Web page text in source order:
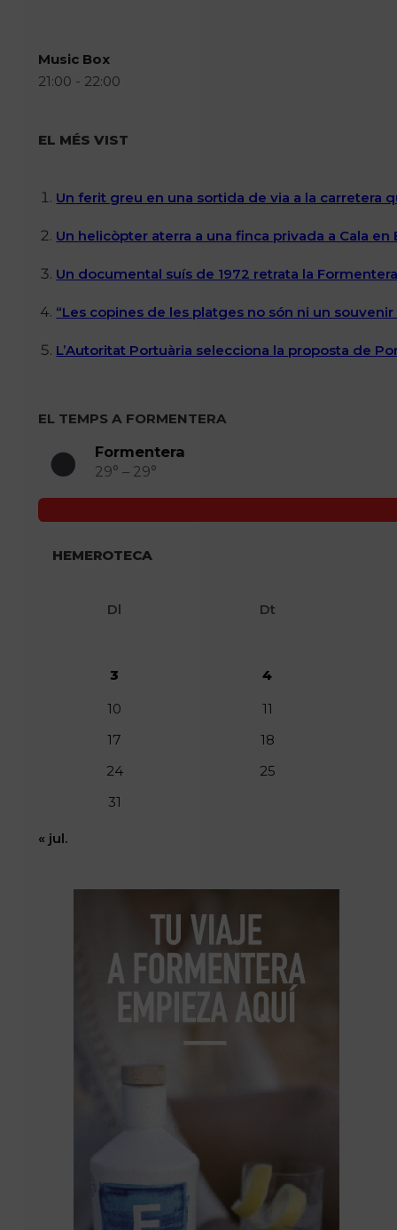
Music Box
21:00 - 22:00
EL MÉS VIST
Un ferit greu en una sortida de via a la carretera
Un helicòpter aterra a una finca privada a Cala
Un documental suís de 1972 retrata la
“Les copines de les platges no són ni un
L’Autoritat Portuària selecciona la proposta de
EL TEMPS A FORMENTERA
Formentera
29° – 29°
HEMEROTECA
Dl Dt
3
4
10
11
17
18
24
25
31
« jul.